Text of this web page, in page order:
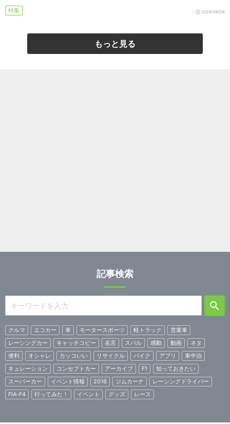
特集 2026/08/04
もっと見る
記事検索
クルマ エコカー 車 モータースポーツ 軽トラック
営業車
レーシングカー
キャッチコピー 名言 スバル 感動 動画
ネタ
便利
オシャレ カッコいい リサイクル バイク アプリ
車中泊
キュレーション
コンセプトカー アーカイブ F1
知っておきたい
スーパーカー
イベント情報 2016 ジムカーナ
レーシングドライバー
FIA-F4
行ってみた！ イベント グッズ レース